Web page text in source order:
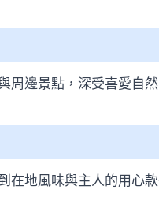
周邊景點，深受喜愛自然
在地風味與主人的用心款